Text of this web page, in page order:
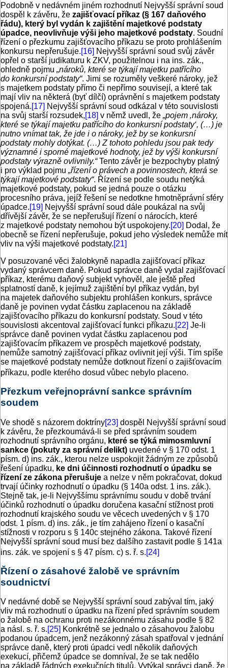
Podobně v nedávném jiném rozhodnutí Nejvyšší správní soud
dospěl k závěru, že zajišťovací příkaz (§ 167 daňového
řádu), který byl vydán k zajištění majetkové podstaty
úpadce, neovlivňuje výši jeho majetkové podstaty. Soudní
řízení o přezkumu zajišťovacího příkazu se proto prohlášením
konkursu nepřerušuje.[16] Nejvyšší správní soud svůj závěr
opřel o starší judikaturu k ZKV, použitelnou i na ins. zák.,
ohledně pojmu „nároků, které se týkají majetku patřícího
do konkursní podstaty“. Jimi se rozuměly veškeré nároky, jež
s majetkem podstaty přímo či nepřímo souvisejí, a které tak
mají vliv na některá (byť dílčí) oprávnění s majetkem podstaty
spojená.[17] Nejvyšší správní soud odkázal v této souvislosti
na svůj starší rozsudek,[18] v němž uvedl, že „pojem ‚nároky,
které se týkají majetku patřícího do konkursní podstaty‘, (…) je
nutno vnímat tak, že jde i o nároky, jež by se konkursní
podstaty mohly dotýkat. (…) Z tohoto pohledu jsou pak tedy
významné i sporné majetkové hodnoty, jež by výši konkursní
podstaty výrazně ovlivnily.“Tento závěr je bezpochyby platný
i pro výklad pojmu „řízení o právech a povinnostech, která se
týkají majetkové podstaty“. Řízení se podle soudu netýká
majetkové podstaty, pokud se jedná pouze o otázku
procesního práva, jejíž řešení se nedotkne hmotněprávní sféry
úpadce.[19] Nejvyšší správní soud dále poukázal na svůj
dřívější závěr, že se nepřerušují řízení o nárocích, které
z majetkové podstaty nemohou být uspokojeny.[20] Dodal, že
obecně se řízení nepřerušuje, pokud jeho výsledek nemůže mít
vliv na výši majetkové podstaty.[21]
V posuzované věci žalobkyně napadla zajišťovací příkaz
vydaný správcem daně. Pokud správce daně vydal zajišťovací
příkaz, kterému daňový subjekt vyhověl, ale ještě před
splatností daně, k jejímuž zajištění byl příkaz vydán, byl
na majetek daňového subjektu prohlášen konkurs, správce
daně je povinen vydat částku zaplacenou na základě
zajišťovacího příkazu do konkursní podstaty. Soud v této
souvislosti akcentoval zajišťovací funkci příkazu.[22] Je-li
správce daně povinen vydat částku zaplacenou pod
zajišťovacím příkazem ve prospěch majetkové podstaty,
nemůže samotný zajišťovací příkaz ovlivnit její výši. Tím spíše
se majetkové podstaty nemůže dotknout řízení o zajišťovacím
příkazu, podle kterého dosud vůbec nebylo placeno.
Přezkum veřejnoprávní sankce správním
soudem
Ve shodě s názorem doktríny[23] dospěl Nejvyšší správní soud
k závěru, že přezkoumává-li se před správním soudem
rozhodnutí správního orgánu, které se týká mimosmluvní
sankce (pokuty za správní delikt) uvedené v § 170 odst. 1
písm. d) ins. zák., kterou nelze uspokojit žádným ze způsobů
řešení úpadku, ke dni účinnosti rozhodnutí o úpadku se
řízení ze zákona přerušuje a nelze v něm pokračovat, dokud
trvají účinky rozhodnutí o úpadku (§ 140a odst. 1 ins. zák.).
Stejně tak, je-li Nejvyššímu správnímu soudu v době trvání
účinků rozhodnutí o úpadku doručena kasační stížnost proti
rozhodnutí krajského soudu ve věcech uvedených v § 170
odst. 1 písm. d) ins. zák., je tím zahájeno řízení o kasační
stížnosti v rozporu s § 140c stejného zákona. Takové řízení
Nejvyšší správní soud musí bez dalšího zastavit podle § 141a
ins. zák. ve spojení s § 47 písm. c) s. ř. s.[24]
Řízení o zásahové žalobě ve správním
soudnictví
V nedávné době se Nejvyšší správní soud zabýval tím, jaký
vliv má rozhodnutí o úpadku na řízení před správním soudem
o žalobě na ochranu proti nezákonnému zásahu podle § 82
a násl. s. ř. s.[25] Konkrétně se jednalo o zásahovou žalobu
podanou úpadcem, jenž nezákonný zásah spatřoval v jednání
správce daně, který proti úpadci vedl několik daňových
exekucí, přičemž úpadce se domníval, že se tak nedělo
na základě řádných exekučních titulů. Vytýkal správci daně, že